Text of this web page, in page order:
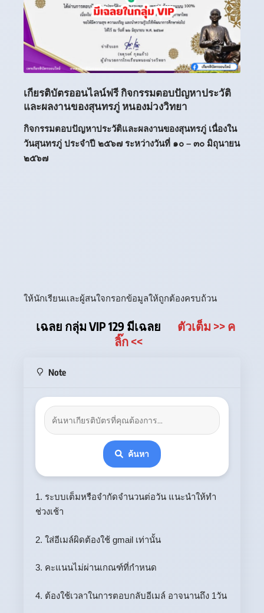
เกียรติบัตรออนไลน์ฟรี กิจกรรมตอบปัญหาประวัติ
และผลงานของสุนทรภู่ หนองม่วงวิทยา
กิจกรรมตอบปัญหาประวัติและผลงานของสุนทรภู่ เนื่องใน
วันสุนทรภู่ ประจำปี ๒๕๖๗ ระหว่างวันที่ ๑๐ – ๓๐ มิถุนายน
๒๕๖๗
ให้นักเรียนเเละผู้สนใจกรอกข้อมูลให้ถูกต้องครบถ้วน
เฉลย กลุ่ม VIP 129 มีเฉลย ตัวเต็ม >> ค
ลิ๊ก <<
Note
ค้นหา
1. ระบบเต็มหรือจำกัดจำนวนต่อวัน แนะนำให้ทำ
ช่วงเช้า
2. ใส่อีเมล์ผิดต้องใช้ gmail เท่านั้น
3. คะแนนไม่ผ่านเกณฑ์ที่กำหนด
4. ต้องใช้เวลาในการตอบกลับอีเมล์ อาจนานถึง 1วัน